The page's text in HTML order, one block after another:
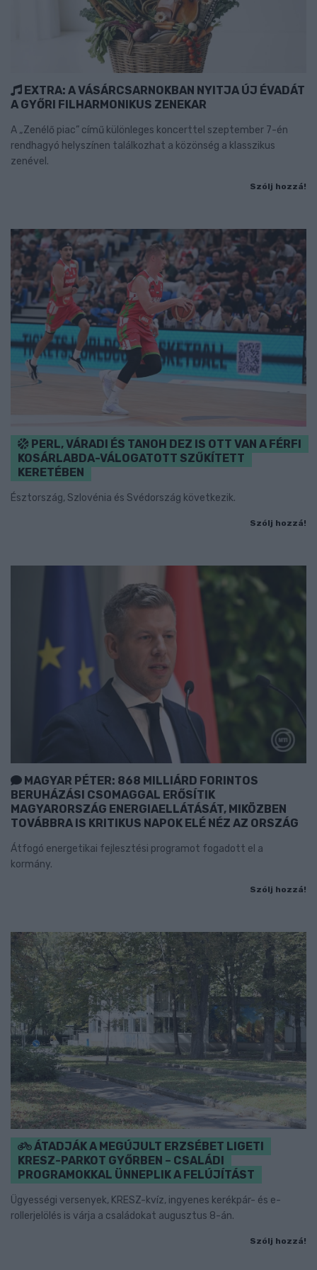
EXTRA: A VÁSÁRCSARNOKBAN NYITJA ÚJ ÉVADÁT
A GYŐRI FILHARMONIKUS ZENEKAR
A „Zenélő piac” című különleges koncerttel szeptember 7-én
rendhagyó helyszínen találkozhat a közönség a klasszikus
zenével.
Szólj hozzá!
PERL, VÁRADI ÉS TANOH DEZ IS OTT VAN A FÉRFI
KOSÁRLABDA-VÁLOGATOTT SZŰKÍTETT
KERETÉBEN
Észtország, Szlovénia és Svédország következik.
Szólj hozzá!
MAGYAR PÉTER: 868 MILLIÁRD FORINTOS
BERUHÁZÁSI CSOMAGGAL ERŐSÍTIK
MAGYARORSZÁG ENERGIAELLÁTÁSÁT, MIKÖZBEN
TOVÁBBRA IS KRITIKUS NAPOK ELÉ NÉZ AZ ORSZÁG
Átfogó energetikai fejlesztési programot fogadott el a
kormány.
Szólj hozzá!
ÁTADJÁK A MEGÚJULT ERZSÉBET LIGETI
KRESZ-PARKOT GYŐRBEN – CSALÁDI
PROGRAMOKKAL ÜNNEPLIK A FELÚJÍTÁST
Ügyességi versenyek, KRESZ-kvíz, ingyenes kerékpár- és e-
rollerjelölés is várja a családokat augusztus 8-án.
Szólj hozzá!